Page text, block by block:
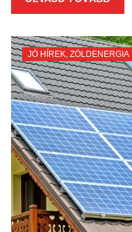
JÓ HÍREK, ZÖLDENERGIA